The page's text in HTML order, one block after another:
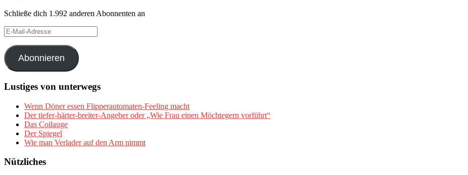
Schließe dich 1.992 anderen Abonnenten an
E-
Mail-
Adresse
Abonnieren
Lustiges von unterwegs
Wenn Döner essen Flipperautomaten-Feeling macht
Der tiefer-härter-breiter-Angeber oder „Wie Frau einen Möchtegern vorführt“
Das Coilauge
Der Spiegel
Wie man Verlader auf den Arm nimmt
Nützliches